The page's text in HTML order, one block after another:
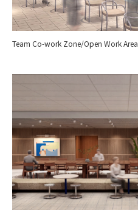
Team Co-work Zone/Open Work Area